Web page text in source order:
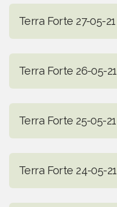
Terra Forte 27-05-21
Terra Forte 26-05-21
Terra Forte 25-05-21
Terra Forte 24-05-21